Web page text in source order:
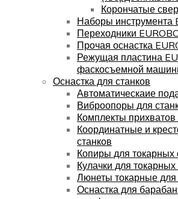
Корончатые
Наборы инструмента
Переходники
Прочая оснастка
Режущая пластина
фаскосъемной
Оснастка для станков
Автоматическаие
Виброопоры для
Комплекты прихватов
Координатные и
станков
Копиры для токарных
Кулачки для
Люнеты токарные для
Оснастка для